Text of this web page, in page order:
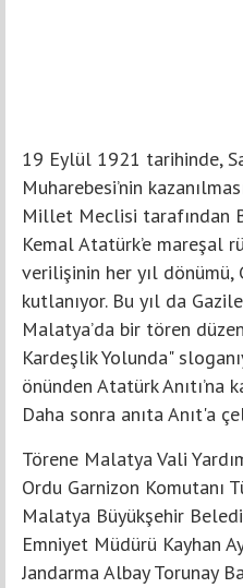
19 Eylül 1921 tarihinde,
Muharebesi’nin
Millet Meclisi tarafından
Kemal Atatürk’e mareşal
verilişinin her yıl dönümü,
kutlanıyor. Bu yıl da
Malatya’da bir tören
Kardeşlik Yolunda"
önünden Atatürk Anıtı’na
Daha sonra anıta Anıt'a
Törene Malatya Vali
Ordu Garnizon Komutanı
Malatya Büyükşehir
Emniyet Müdürü Kayhan
Jandarma Albay Torunay